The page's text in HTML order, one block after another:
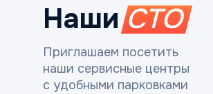
НашиСТО
Приглашаем посетить
наши сервисные центры
с удобными парковками